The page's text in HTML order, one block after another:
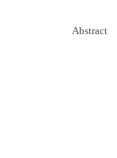
Abstract